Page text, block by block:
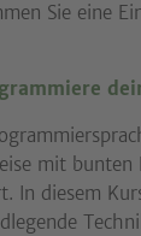
Sie eine
mit bunten
In diesem